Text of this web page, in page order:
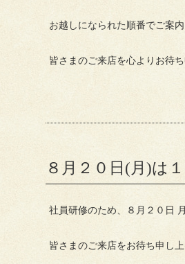
お越しになられた順番でご案
皆さまのご来店を心よりお待
８月２０日(月)は
社員研修のため、８月２０日
皆さまのご来店をお待ち申し上